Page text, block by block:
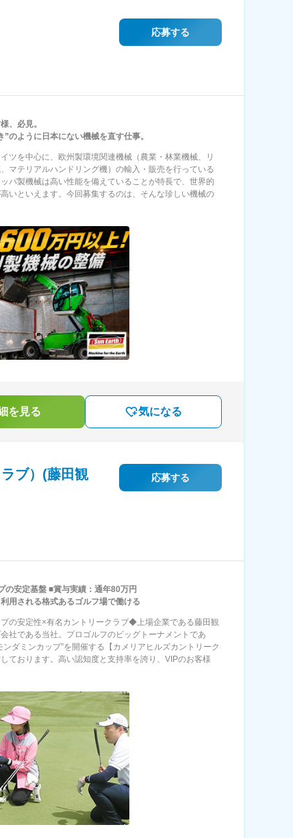
応募する
、必見。
”のように日本にない機械を直す仕事。
ツを中心に、欧州製環境関連機械（農業・林業機械、リ
マテリアルハンドリング機）の輸入・販売を行っている
パ製機械は高い性能を備えていることが特長で、世界的
いといえます。今回募集するのは、そんな珍しい機械の
を見る 気になる
ブ）(藤田観
応募する
の安定基盤 ■賞与実績：通年80万円
用される格式あるゴルフ場で働ける
の安定性×有名カントリークラブ◆上場企業である藤田観
社である当社。プロゴルフのビッグトーナメントであ
ンダミンカップ”を開催する【カメリアヒルズカントリーク
ております。高い認知度と支持率を誇り、VIPのお客様